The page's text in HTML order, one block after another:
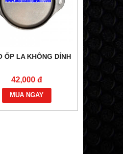
ỐP LA KHÔNG DÍNH
42,000 đ
MUA NGAY